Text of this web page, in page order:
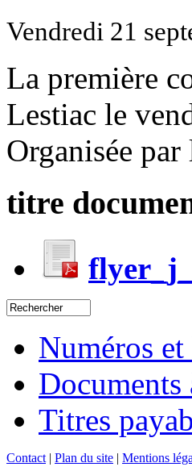
Vendredi 21
La première
Lestiac le
Organisée
titre
Numéros
Documents
Titres
Contact | Plan du site | Mentions